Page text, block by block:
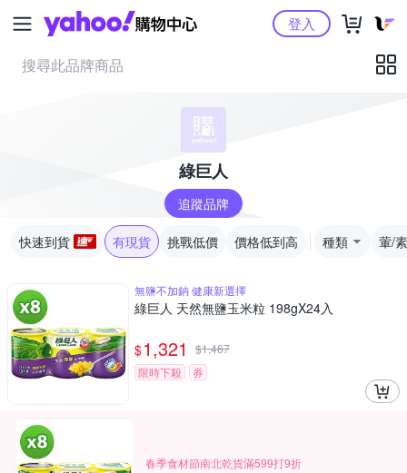
Yahoo購物中心登入
綠巨人
追蹤品牌
快速到貨 有現貨 挑戰低價 價格低到高 種類 葷/素
無鹽不加鈉 健康新選擇
綠巨人 天然無鹽玉米粒 198gX24入
$1,321 $1,467
限時下殺
券
春季食材節南北乾貨滿599打9折